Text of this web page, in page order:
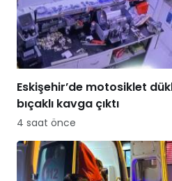
Eskişehir’de motosiklet
bıçaklı kavga çıktı
4 saat önce